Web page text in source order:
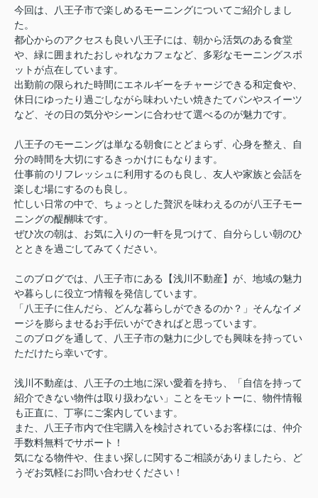
今回は、八王子市で楽しめるモーニングについてご紹介しまし
た。
都心からのアクセスも良い八王子には、朝から活気のある食堂
や、緑に囲まれたおしゃれなカフェなど、多彩なモーニングスポ
ットが点在しています。
出勤前の限られた時間にエネルギーをチャージできる和定食や、
休日にゆったり過ごしながら味わいたい焼きたてパンやスイーツ
など、その日の気分やシーンに合わせて選べるのが魅力です。
八王子のモーニングは単なる朝食にとどまらず、心身を整え、自
分の時間を大切にするきっかけにもなります。
仕事前のリフレッシュに利用するのも良し、友人や家族と会話を
楽しむ場にするのも良し。
忙しい日常の中で、ちょっとした贅沢を味わえるのが八王子モー
ニングの醍醐味です。
ぜひ次の朝は、お気に入りの一軒を見つけて、自分らしい朝のひ
とときを過ごしてみてください。
このブログでは、八王子市にある【浅川不動産】が、地域の魅力
や暮らしに役立つ情報を発信しています。
「八王子に住んだら、どんな暮らしができるのか？」そんなイメ
ージを膨らませるお手伝いができればと思っています。
このブログを通して、八王子市の魅力に少しでも興味を持ってい
ただけたら幸いです。
浅川不動産は、八王子の土地に深い愛着を持ち、「自信を持って
紹介できない物件は取り扱わない」ことをモットーに、物件情報
も正直に、丁寧にご案内しています。
また、八王子市内で住宅購入を検討されているお客様には、仲介
手数料無料でサポート！
気になる物件や、住まい探しに関するご相談がありましたら、ど
うぞお気軽にお問い合わせください！